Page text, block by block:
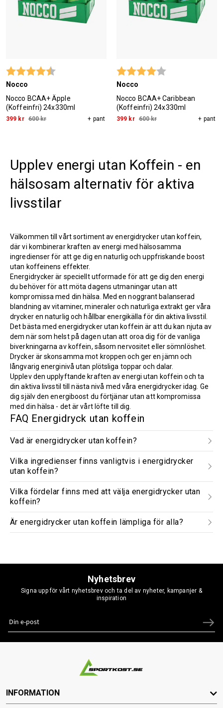
Upplev energi utan Koffein - en
hälsosam alternativ för aktiva
livsstilar
Välkommen till vårt sortiment av energidrycker utan koffein,
där vi kombinerar kraften av energi med hälsosamma
ingredienser för att ge dig en naturlig och uppfriskande boost
utan koffeinens effekter.
Energidrycker är speciellt utformade för att ge dig den energi
du behöver för att möta dagens utmaningar utan att
kompromissa med din hälsa. Med en noggrant balanserad
blandning av vitaminer, mineraler och naturliga extrakt ger våra
drycker en naturlig och hållbar energikälla för din aktiva livsstil.
Det bästa med energidrycker utan koffein är att du kan njuta av
dem när som helst på dagen utan att oroa dig för de vanliga
biverkningarna av koffein, såsom nervositet eller sömnlöshet.
Drycker är skonsamma mot kroppen och ger en jämn och
långvarig energinivå utan plötsliga toppar och dalar.
Upplev den upplyftande kraften av energi utan koffein och ta
din aktiva livsstil till nästa nivå med våra energidrycker idag. Ge
dig själv den energiboost du förtjänar utan att kompromissa
med din hälsa - det är vårt löfte till dig.
FAQ Energidryck utan koffein
Vad är energidrycker utan koffein?
Vilka ingredienser finns vanligtvis i energidrycker
utan koffein?
Vilka fördelar finns med att välja energidrycker utan
koffein?
Är energidrycker utan koffein lämpliga för alla?
Betyg: 4.6 utav 5 stjärnor
Nocco
Nocco BCAA+ Äpple
(Koffeinfri) 24x330ml
399 kr 600 kr + pant
Betyg:
Nocco
Nocco BCAA+ Caribbean
(Koffeinfri) 24x330ml
399 kr 600 kr + pant
Nyhetsbrev
Signa upp för vårt nyhetsbrev och ta del av nyheter, kampanjer &
inspiration
INFORMATION